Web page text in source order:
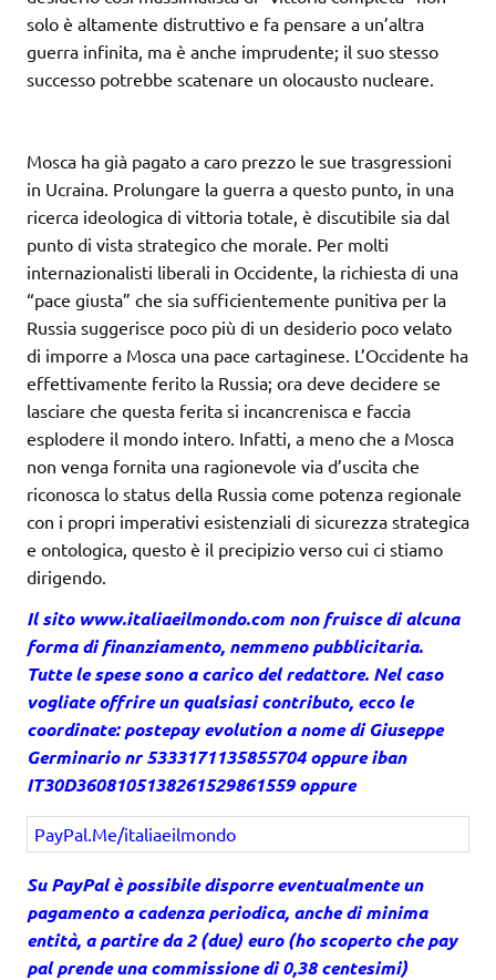
solo è altamente distruttivo e fa pensare a un’altra
guerra infinita, ma è anche imprudente; il suo stesso
successo potrebbe scatenare un olocausto nucleare.
Mosca ha già pagato a caro prezzo le sue trasgressioni
in Ucraina. Prolungare la guerra a questo punto, in una
ricerca ideologica di vittoria totale, è discutibile sia dal
punto di vista strategico che morale. Per molti
internazionalisti liberali in Occidente, la richiesta di una
“pace giusta” che sia sufficientemente punitiva per la
Russia suggerisce poco più di un desiderio poco velato
di imporre a Mosca una pace cartaginese. L’Occidente ha
effettivamente ferito la Russia; ora deve decidere se
lasciare che questa ferita si incancrenisca e faccia
esplodere il mondo intero. Infatti, a meno che a Mosca
non venga fornita una ragionevole via d’uscita che
riconosca lo status della Russia come potenza regionale
con i propri imperativi esistenziali di sicurezza strategica
e ontologica, questo è il precipizio verso cui ci stiamo
dirigendo.
Il sito www.italiaeilmondo.com non fruisce di alcuna
forma di finanziamento, nemmeno pubblicitaria.
Tutte le spese sono a carico del redattore. Nel caso
vogliate offrire un qualsiasi contributo, ecco le
coordinate: postepay evolution a nome di Giuseppe
Germinario nr 5333171135855704 oppure iban
IT30D3608105138261529861559 oppure
PayPal.Me/italiaeilmondo
Su PayPal è possibile disporre eventualmente un
pagamento a cadenza periodica, anche di minima
entità, a partire da 2 (due) euro (ho scoperto che pay
pal prende una commissione di 0,38 centesimi)